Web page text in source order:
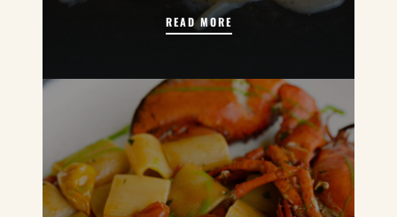
READ MORESPAGHETTONE QUADRATO